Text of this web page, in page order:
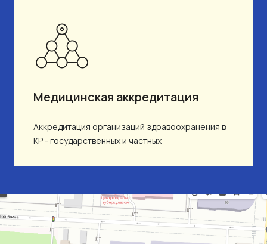
Медицинская аккредитация
Аккредитация организаций здравоохранения в
КР - государственных и частных